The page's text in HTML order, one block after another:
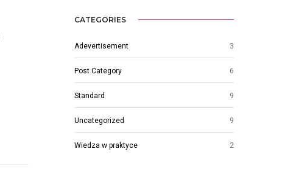
CATEGORIES
Adevertisement 3
Post Category 6
Standard 9
Uncategorized 9
Wiedza w praktyce 2